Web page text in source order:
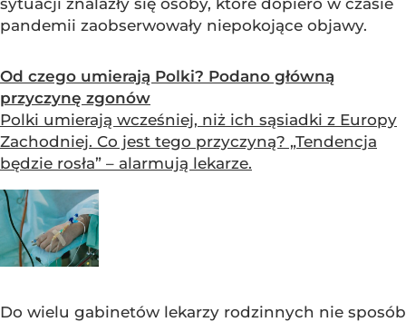
sytuacji znalazły się osoby, które dopiero w czasie
pandemii zaobserwowały niepokojące objawy.
Od czego umierają Polki? Podano główną
przyczynę zgonów
Polki umierają wcześniej, niż ich sąsiadki z Europy
Zachodniej. Co jest tego przyczyną? „Tendencja
będzie rosła” – alarmują lekarze.
Do wielu gabinetów lekarzy rodzinnych nie sposób